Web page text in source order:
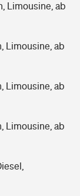
Limousine, ab
Limousine, ab
Limousine, ab
Limousine, ab